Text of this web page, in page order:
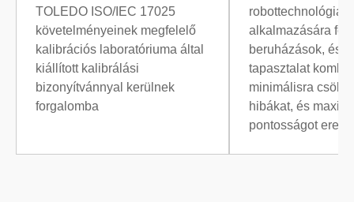
TOLEDO ISO/IEC 17025
követelményeinek megfelelő
kalibrációs laboratóriuma által
kiállított kalibrálási
bizonyítvánnyal kerülnek
forgalomba
robottechnológia
alkalmazására
beruházások, és
tapasztalat
minimálisra
hibákat, és
pontosságot